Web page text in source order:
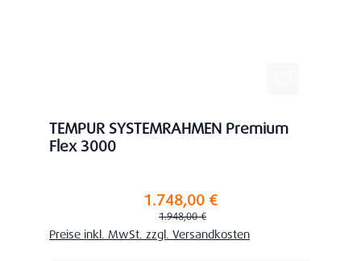
TEMPUR SYSTEMRAHMEN Premium
Flex 3000
Verkaufspreis:1.748,00 €
Regulärer Preis:
1.948,00 €
Preise inkl. MwSt. zzgl. Versandkosten